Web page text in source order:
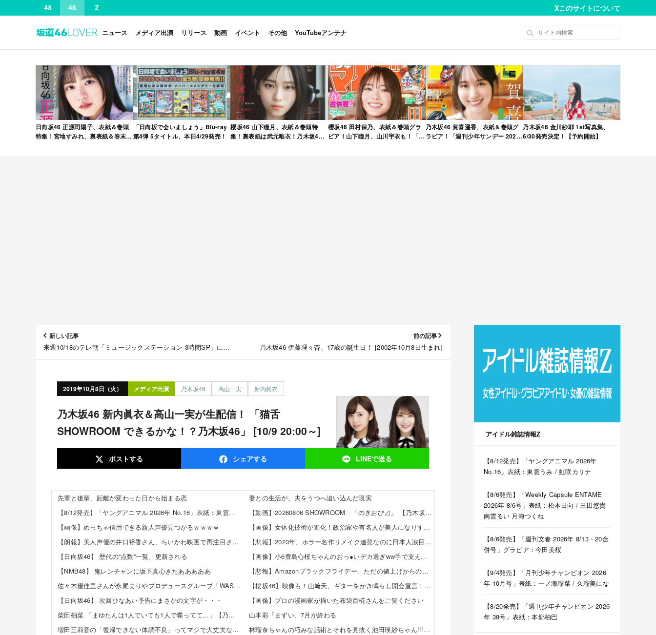
48 46 Z Xこのサイトについて
ニュース メディア出演 リリース 動画 イベント その他 YouTubeアンテナ
日向坂46 正源司陽子、表紙＆巻頭
特集！宮地すみれ、裏表紙＆巻末特
VOL.12」本日4/30発売！
「日向坂で会いましょう」Blu-ray
第4弾 5タイトル、本日4/29発売！
櫻坂46 山下瞳月、表紙＆巻頭特
集！裏表紙は武元唯衣！乃木坂46
6月号」本日4/28発売！
櫻坂46 田村保乃、表紙＆巻頭グラ
ビア！山下瞳月、山川宇衣も！「週
合併号」本日4/28発売！
乃木坂46 賀喜遥香、表紙＆巻頭グ
ラビア！「週刊少年サンデー 2026
売！
乃木坂46 金川紗耶 1st写真集、
6/30発売決定！【予約開始】
新しい記事
来週10/18のテレ朝「ミュージックステーション 3時間SP」に乃
前の記事
乃木坂46 伊藤理々杏、17歳の誕生日！ [2002年10月8日生まれ]
2019年10月8日（火） メディア出演 乃木坂46 高山一実 新内眞衣
乃木坂46 新内眞衣＆高山一実が生配信！ 「猫舌
SHOWROOM できるかな！？乃木坂46」 [10/9 20:00～]
ポストする シェアする LINEで送る
先輩と後輩、距離が変わった日から始まる恋
【8/12発売】「ヤングアニマル 2026年 No.16」表紙：東雲うみ / 虹咲カリナ
【画像】めっちゃ信用できる新人声優見つかるｗｗｗｗ
【朗報】美人声優の井口裕香さん、ちいかわ映画で再注目されるｗｗｗｗ
【日向坂46】 歴代の“点数”一覧、更新される
【NMB48】 鬼レンチャンに坂下真心きたあああああ
佐々木優佳里さんが永尾まりやプロデュースグループ「WASURENA」に加入発表！現在のグループと兼任へ【元AKB48ゆかるん・まりやぎ】
【日向坂46】 次回ひなあい予告にまさかの文字が・・・
柴田柚菜 「まゆたんは1人でいても1人で喋ってて…」【乃木坂46】
増田三莉音の「復帰できない体調不良」ってマジで大丈夫なん？
妻との生活が、夫をうつへ追い込んだ現実
【動画】20260806 SHOWROOM 「のぎおび⊿」 【乃木坂46 田村真佑】
【画像】女体化技術が進化！政治家や有名人が美人になりすぎて草ｗｗｗｗ 他
【悲報】2023年、ホラー名作リメイク連発なのに日本人涙目の理由がこれｗｗｗｗ 他
【画像】小6豊島心桜ちゃんのおっ●いデカ過ぎww手で支えたい奴、急げｗｗｗｗ 他
【悲報】Amazonブラックフライデー、ただの値上げからの値下げセールだったｗｗｗ 他
【櫻坂46】映像も！山﨑天、ギターをかき鳴らし開会宣言！！！【閃光ライオット2026】
【画像】プロの漫画家が描いた布袋百椛さんをご覧ください
山本彩『まずい、7月が終わる
林瑠奈ちゃんの巧みな話術とそれを見抜く池田瑛紗ちゃん!!!【乃木坂46】
アイドル雑誌情報Z
【8/12発売】「ヤングアニマル 2026年
No.16」表紙：東雲うみ / 虹咲カリナ
【8/6発売】「Weekly Capsule ENTAME
2026年 8/6号」表紙：松本日向 / 三田悠貴
南雲るい 月海つくね
【8/6発売】「週刊文春 2026年 8/13・20合
併号」グラビア：今田美桜
【9/4発売】「月刊少年チャンピオン 2026
年 10月号」表紙：一ノ瀬瑠菜 / 久瑠美にな
【8/20発売】「週刊少年チャンピオン 2026
年 38号」表紙：本郷柚巴